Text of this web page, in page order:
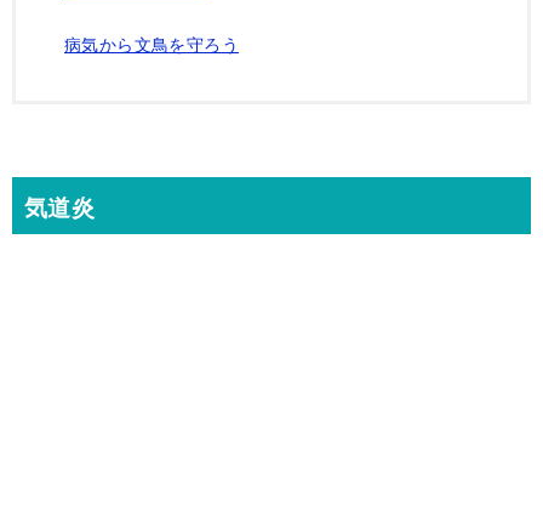
病気から文鳥を守ろう
気道炎